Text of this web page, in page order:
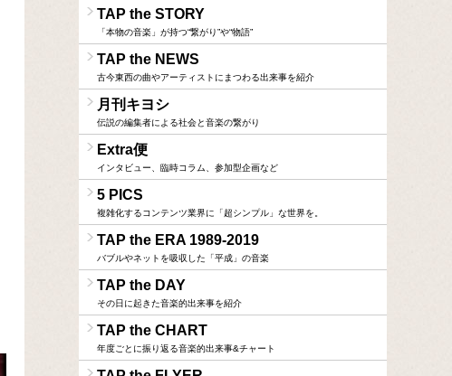
TAP the STORY
「本物の音楽」が持つ“繋がり”や“物語”
TAP the NEWS
古今東西の曲やアーティストにまつわる出来事を紹介
月刊キヨシ
伝説の編集者による社会と音楽の繋がり
Extra便
インタビュー、臨時コラム、参加型企画など
5 PICS
複雑化するコンテンツ業界に「超シンプル」な世界を。
TAP the ERA 1989-2019
バブルやネットを吸収した「平成」の音楽
TAP the DAY
その日に起きた音楽的出来事を紹介
TAP the CHART
年度ごとに振り返る音楽的出来事&チャート